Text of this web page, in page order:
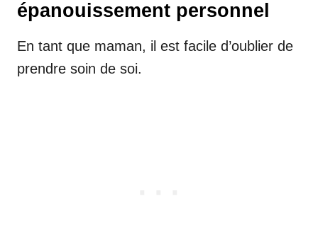
épanouissement personnel
En tant que maman, il est facile d’oublier de
prendre soin de soi.